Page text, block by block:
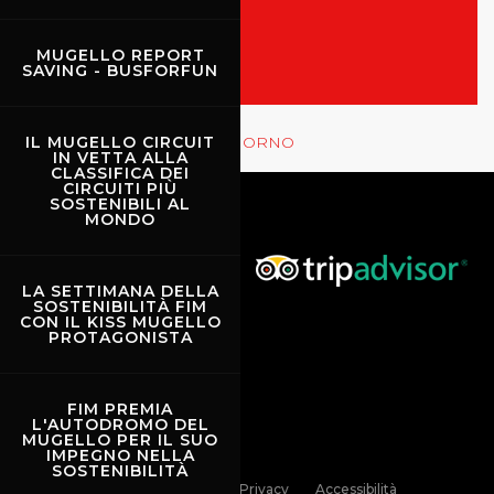
MUGELLO REPORT
SAVING - BUSFORFUN
IL MUGELLO CIRCUIT
IN VETTA ALLA
CLASSIFICA DEI
CIRCUITI PIÙ
SOSTENIBILI AL
MONDO
LA SETTIMANA DELLA
SOSTENIBILITÀ FIM
CON IL KISS MUGELLO
PROTAGONISTA
FIM PREMIA
L'AUTODROMO DEL
MUGELLO PER IL SUO
IMPEGNO NELLA
SOSTENIBILITÀ
MOSTRA GLI EVENTI DEL GIORNO
Privacy Accessibilità